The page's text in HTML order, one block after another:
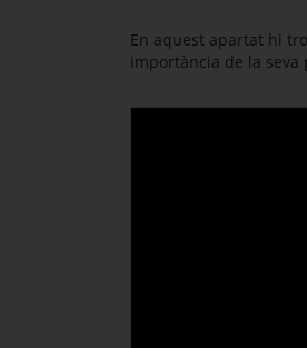
En aquest apartat hi
importància de la seva